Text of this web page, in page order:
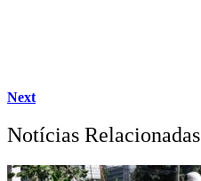
Next
Notícias Relacionadas